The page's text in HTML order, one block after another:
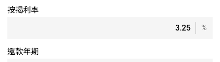
按揭利率
%
還款年期